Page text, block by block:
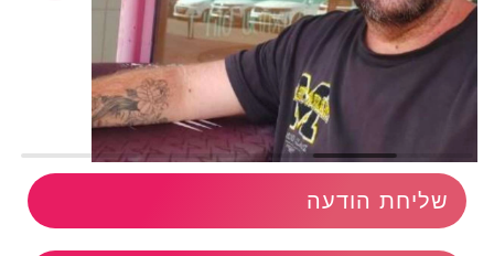
שליחת הודעה